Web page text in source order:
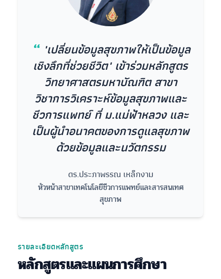
“ "เปลี่ยนข้อมูลสุขภาพให้เป็นข้อมูล
เชิงลึกที่ช่วยชีวิต" เข้าร่วมหลักสูตร
วิทยาศาสตรมหาบัณฑิต สาขา
วิชาการวิเคราะห์ข้อมูลสุขภาพและ
ชีวการแพทย์ ที่ ม.แม่ฟ้าหลวง และ
เป็นผู้นำอนาคตของการดูแลสุขภาพ
ด้วยข้อมูลและนวัตกรรม
ดร.ประภาพรรณ เหล็กงาม
หัวหน้าสาขาเทคโนโลยีชีวการแพทย์และสารสนเทศ
สุขภาพ
รายละเอียดหลักสูตร
หลักสูตรและแผนการศึกษา